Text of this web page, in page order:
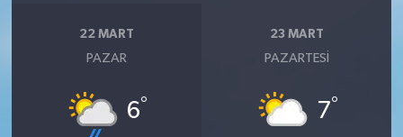
22 MART
PAZAR
6°
23 MART
PAZARTESI
7°